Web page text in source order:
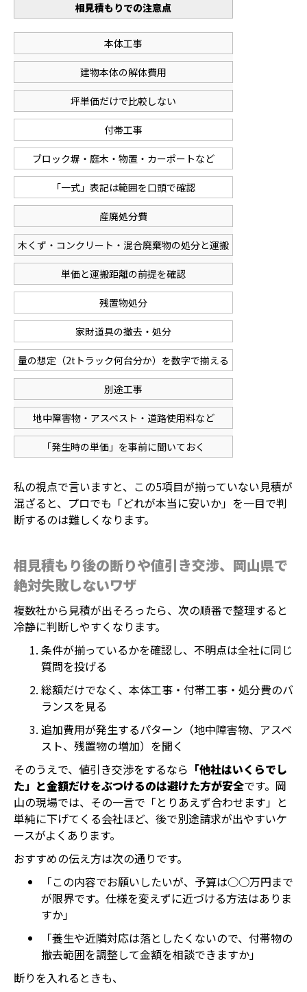
相見積もりでの注意点
本体工事
建物本体の解体費用
坪単価だけで比較しない
付帯工事
ブロック塀・庭木・物置・カーポートなど
「一式」表記は範囲を口頭で確認
産廃処分費
木くず・コンクリート・混合廃棄物の処分と運搬
単価と運搬距離の前提を確認
残置物処分
家財道具の撤去・処分
量の想定（2tトラック何台分か）を数字で揃える
別途工事
地中障害物・アスベスト・道路使用料など
「発生時の単価」を事前に聞いておく
私の視点で言いますと、この5項目が揃っていない見積が
混ざると、プロでも「どれが本当に安いか」を一目で判
断するのは難しくなります。
相見積もり後の断りや値引き交渉、岡山県で
絶対失敗しないワザ
複数社から見積が出そろったら、次の順番で整理すると
冷静に判断しやすくなります。
条件が揃っているかを確認し、不明点は全社に同じ
質問を投げる
総額だけでなく、本体工事・付帯工事・処分費のバ
ランスを見る
追加費用が発生するパターン（地中障害物、アスベ
スト、残置物の増加）を聞く
そのうえで、値引き交渉をするなら 「他社はいくらでし
た」と金額だけをぶつけるのは避けた方が安全です。岡
山の現場では、その一言で「とりあえず合わせます」と
単純に下げてくる会社ほど、後で別途請求が出やすいケ
ースがよくあります。
おすすめの伝え方は次の通りです。
「この内容でお願いしたいが、予算は○○万円まで
が限界です。仕様を変えずに近づける方法はありま
すか」
「養生や近隣対応は落としたくないので、付帯物の
撤去範囲を調整して金額を相談できますか」
断りを入れるときも、